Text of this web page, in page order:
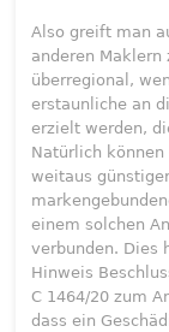
Also greift man
anderen Maklern
überregional,
erstaunliche an
erzielt werden,
Natürlich
weitaus
einem solchen
verbunden. Dies
Hinweis
C 1464/20 zum
dass ein